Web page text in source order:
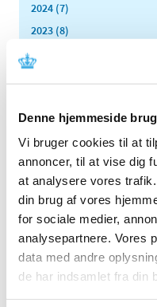
Denne hjemmeside
Vi bruger cookies til at
annoncer, til at vise dig
at analysere vores
din brug af vores
for sociale medier,
analysepartnere. Vores
data med andre
de har indsamlet fra din
2024 (7)
2023 (8)
2019 (39)
2018 (40)
2017 (31)
2016 (42)
2015 (30)
2014 (44)
2013 (44)
2012 (41)
2011 (13)